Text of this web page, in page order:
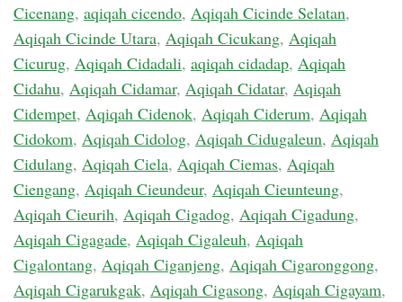
Cicenang, aqiqah cicendo, Aqiqah Cicinde Selatan,
Aqiqah Cicinde Utara, Aqiqah Cicukang, Aqiqah
Cicurug, Aqiqah Cidadali, aqiqah cidadap, Aqiqah
Cidahu, Aqiqah Cidamar, Aqiqah Cidatar, Aqiqah
Cidempet, Aqiqah Cidenok, Aqiqah Ciderum, Aqiqah
Cidokom, Aqiqah Cidolog, Aqiqah Cidugaleun, Aqiqah
Cidulang, Aqiqah Ciela, Aqiqah Ciemas, Aqiqah
Ciengang, Aqiqah Cieundeur, Aqiqah Cieunteung,
Aqiqah Cieurih, Aqiqah Cigadog, Aqiqah Cigadung,
Aqiqah Cigagade, Aqiqah Cigaleuh, Aqiqah
Cigalontang, Aqiqah Ciganjeng, Aqiqah Cigaronggong,
Aqiqah Cigarukgak, Aqiqah Cigasong, Aqiqah Cigayam,